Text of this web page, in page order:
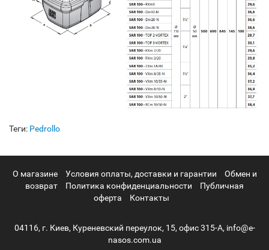
Теги: Pedrollo
О магазине Условия оплаты, доставки и гарантии
Обмен и
возврат
Политика конфиденциальности
Публичная
оферта
Контакты
04116, г. Киев, Куреневский переулок, 15, офис 315-А, info@e-
nasos.com.ua